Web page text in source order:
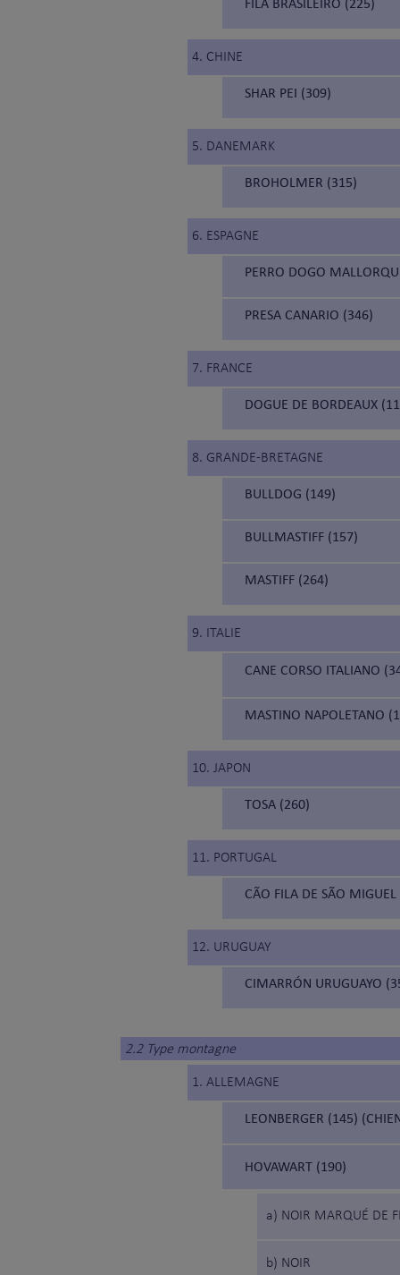
4. CHINE
SHAR PEI (309)
5. DANEMARK
BROHOLMER (315)
6. ESPAGNE
PERRO DOGO
PRESA CANARIO (346)
7. FRANCE
DOGUE DE BORDEAUX
8. GRANDE-BRETAGNE
BULLDOG (149)
BULLMASTIFF (157)
MASTIFF (264)
9. ITALIE
CANE CORSO ITALIANO
MASTINO NAPOLETANO
10. JAPON
TOSA (260)
11. PORTUGAL
CÃO FILA DE SÃO
12. URUGUAY
CIMARRÓN URUGUAYO
2.2 Type montagne
1. ALLEMAGNE
LEONBERGER (145)
HOVAWART (190)
a) NOIR MARQUÉ DE
b) NOIR